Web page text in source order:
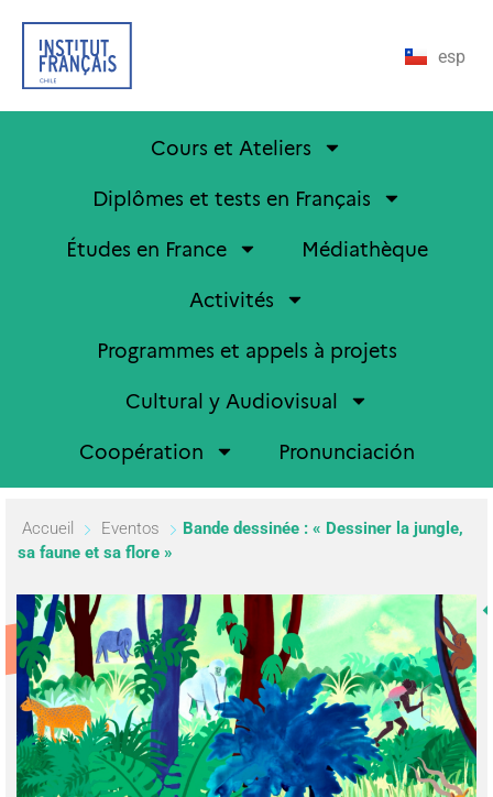
esp
Cours et Ateliers
Diplômes et tests en Français
Études en France
Médiathèque
Activités
Programmes et appels à projets
Cultural y Audiovisual
Coopération
Pronunciación
Accueil Eventos
Bande dessinée : « Dessiner la jungle,
sa faune et sa flore »